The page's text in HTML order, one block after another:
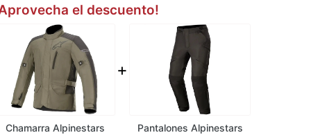
el descuento!
Chamarra Alpinestars
+
Pantalones Alpinestars